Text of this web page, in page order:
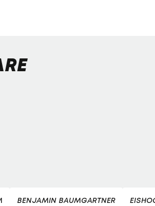
BENJAMIN BAUMGARTNER